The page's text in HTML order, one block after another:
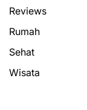
Reviews
Rumah
Sehat
Wisata